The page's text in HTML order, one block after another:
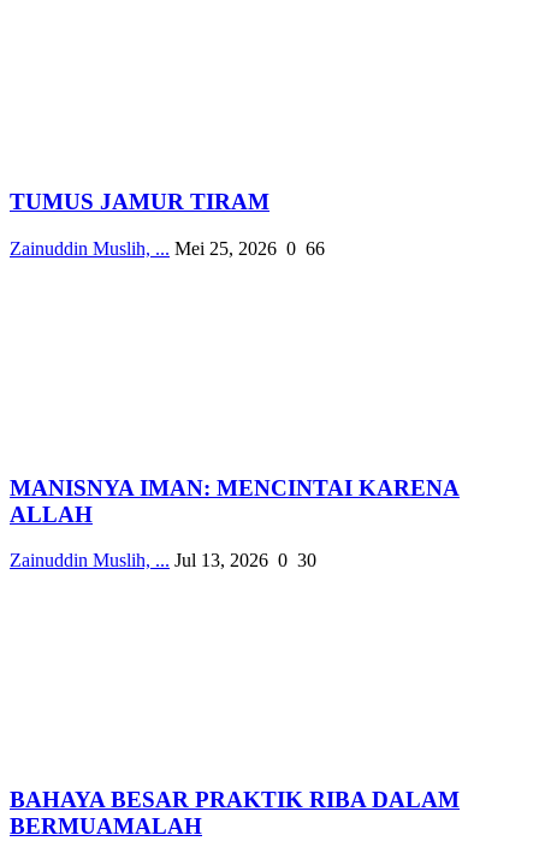
TUMUS JAMUR TIRAM
Zainuddin Muslih, ... Mei 25, 2026 0 66
MANISNYA IMAN: MENCINTAI KARENA
ALLAH
Zainuddin Muslih, ... Jul 13, 2026 0 30
BAHAYA BESAR PRAKTIK RIBA DALAM
BERMUAMALAH